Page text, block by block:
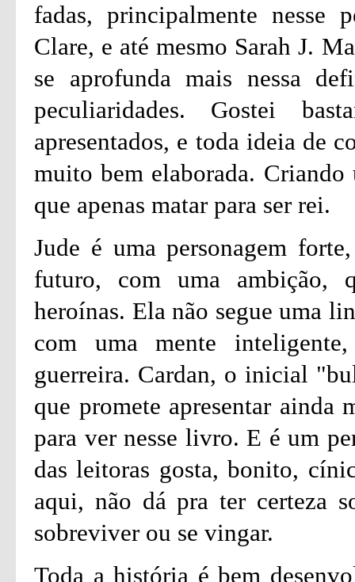
fadas, principalmente nesse
Clare, e até mesmo Sarah J.
se aprofunda mais nessa
peculiaridades. Gostei
apresentados, e toda ideia de
muito bem elaborada.
que apenas matar para ser rei.
Jude é uma personagem
futuro, com uma ambição,
heroínas. Ela não segue uma
com uma mente
guerreira. Cardan, o inicial
que promete apresentar ainda
para ver nesse livro. E é um
das leitoras gosta, bonito,
aqui, não dá pra ter certeza
sobreviver ou se vingar.
Toda a história é bem